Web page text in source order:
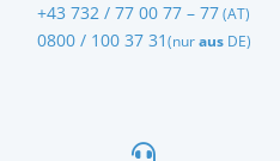
+43 732 / 77 00 77 – 77 (AT)
0800 / 100 37 31 (nur ausDE)